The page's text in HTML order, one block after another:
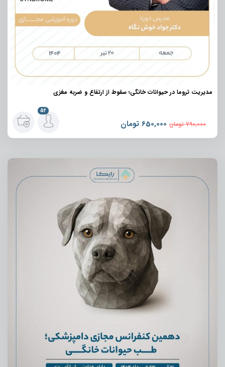
مدیریت تروما در حیوانات خانگی؛ سقوط از ارتفاع و ضربه مغزی
790,000 تومان 650,000 تومان
52